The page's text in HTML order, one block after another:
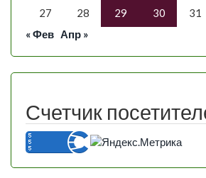
27 28 29 30
31
« Фев Апр »
Счетчик